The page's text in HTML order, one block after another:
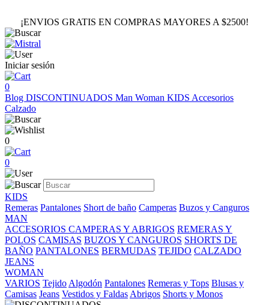
¡ENVIOS GRATIS EN COMPRAS MAYORES A $2500!
Iniciar sesión
0
Blog DISCONTINUADOS Man Woman KIDS Accesorios
Calzado
0
0
KIDS
Remeras Pantalones Short de baño Camperas Buzos y Canguros
MAN
ACCESORIOS CAMPERAS Y ABRIGOS REMERAS Y
POLOS CAMISAS BUZOS Y CANGUROS SHORTS DE
BAÑO PANTALONES BERMUDAS TEJIDO CALZADO
JEANS
WOMAN
VARIOS Tejido Algodón Pantalones Remeras y Tops Blusas y
Camisas Jeans Vestidos y Faldas Abrigos Shorts y Monos